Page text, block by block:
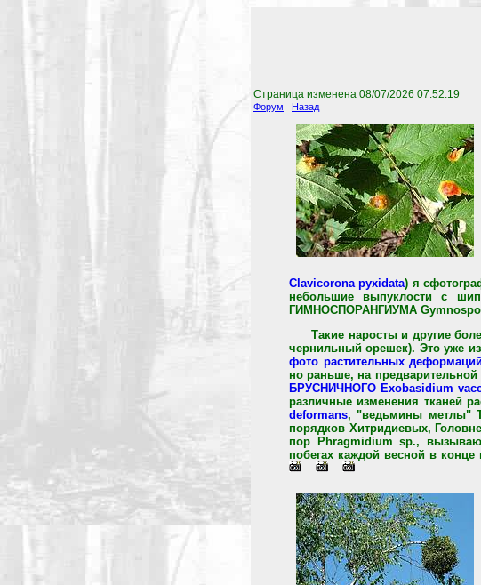
Страница изменена 08/07/2026 07:52:19
Форум Назад
Clavicorona pyxidata) я
небольшие выпуклости с
ГИМНОСПОРАНГИУМА
Такие наросты и другие
чернильный орешек). Это уже из
фото растительных деформаций
но раньше, на
БРУСНИЧНОГО Exobasidium
различные изменения тканей
deformans, "ведьмины метлы"
порядков Хитридиевых,
пор Phragmidium sp.,
побегах каждой весной в